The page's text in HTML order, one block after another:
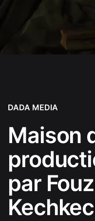
DADA MEDIA
Maison
par